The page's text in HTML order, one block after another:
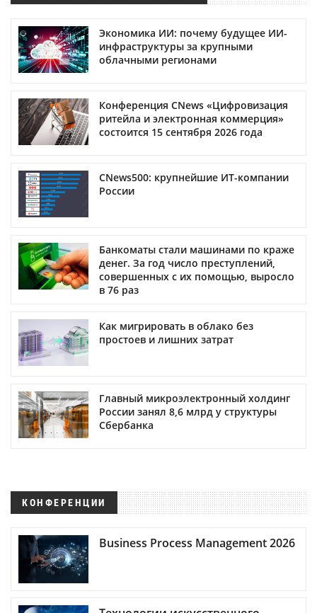
Экономика ИИ: почему будущее ИИ-
инфраструктуры за крупными
облачными регионами
Конференция CNews «Цифровизация
ритейла и электронная коммерция»
состоится 15 сентября 2026 года
CNews500: крупнейшие ИТ-компании
России
Банкоматы стали машинами по краже
денег. За год число преступлений,
совершенных с их помощью, выросло
в 76 раз
Как мигрировать в облако без
простоев и лишних затрат
Главный микроэлектронный холдинг
России занял 8,6 млрд у структуры
Сбербанка
КОНФЕРЕНЦИИ
Business Process Management 2026